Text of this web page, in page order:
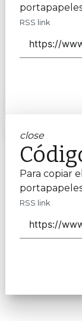
RSS link
close
Para copiar
RSS link